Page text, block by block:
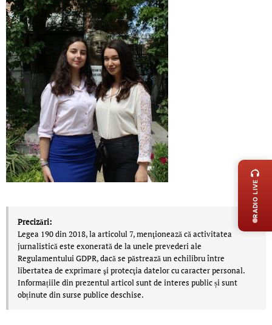
Precizări:
Legea 190 din 2018, la articolul 7, menţionează că activitatea
jurnalistică este exonerată de la unele prevederi ale
Regulamentului GDPR, dacă se păstrează un echilibru între
libertatea de exprimare şi protecţia datelor cu caracter personal.
Informațiile din prezentul articol sunt de interes public și sunt
obținute din surse publice deschise.
RADIO LIVE